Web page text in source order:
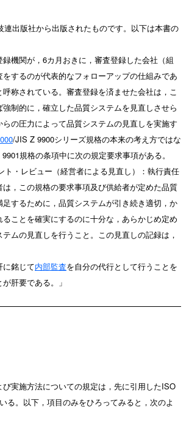
連出版社から出版されたものです。以下は本書の
録機関が，6カ月おきに，審査登録した会社（組
するのが代表的なフォローアップの仕組みであ
称されている。審査登録を済ませた会社は，こ
制的に，確立した品質システムを見直しさせら
の圧力によって品質システムの見直しを実施す
/JIS Z 9900シリーズ規格の本来の考え方ではな
規格の条項中に次の規定要求事項がある。
ト・レビュー（経営者による見直し）：執行責任
，この規格の要求事項及び供給者が定めた品質
するために，品質システムが引き続き適切，か
ことを確実にするのに十分な，あらかじめ定め
ムの見直しを行うこと。この見直しの記録は，
に銘じて内部監査を自分の代行として行うことを
肝要である。」
実施方法についての規定は，先に引用したISO
る。以下，項目のみをひろってみると，次のよ